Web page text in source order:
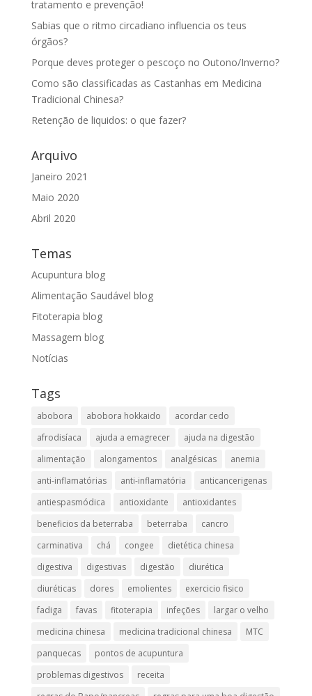
tratamento e prevenção!
Sabias que o ritmo circadiano influencia os teus
órgãos?
Porque deves proteger o pescoço no Outono/Inverno?
Como são classificadas as Castanhas em Medicina
Tradicional Chinesa?
Retenção de liquidos: o que fazer?
Arquivo
Janeiro 2021
Maio 2020
Abril 2020
Temas
Acupuntura blog
Alimentação Saudável blog
Fitoterapia blog
Massagem blog
Notícias
Tags
abobora abobora hokkaido
acordar cedo
afrodisíaca
ajuda a emagrecer
ajuda na digestão
alimentação
alongamentos analgésicas
anemia
anti-inflamatórias
anti-inflamatória​
anticancerigenas
antiespasmódica
antioxidante
antioxidantes
beneficios da beterraba
beterraba
cancro
carminativa
chá congee
dietética chinesa
digestiva
digestivas digestão
diurética
diuréticas​
dores emolientes
exercicio fisico
fadiga
favas fitoterapia infeções
largar o velho
medicina chinesa
medicina tradicional chinesa
MTC
panquecas
pontos de acupuntura
problemas digestivos
receita